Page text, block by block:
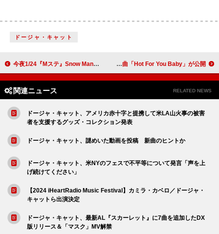
ドージャ・キャット
今夜1/24『Mステ』Snow Manが3曲SPメドレー披露ほか、Mrs. GREEN APPLE／Da-iCE＆和田アキ子／TOMOO／優里 故ティナ・ターナー、『プライヴェート・ダンサー』の未収録曲「Hot For You Baby」が公開
関連ニュース RELATED NEWS
ドージャ・キャット、アメリカ赤十字と提携して米LA山火事の被害
者を支援するグッズ・コレクション発表
ドージャ・キャット、謎めいた動画を投稿 新曲のヒントか
ドージャ・キャット、米NYのフェスで不平等について発言「声を上
げ続けてください」
【2024 iHeartRadio Music Festival】カミラ・カベロ／ドージャ・
キャットら出演決定
ドージャ・キャット、最新AL『スカーレット』に7曲を追加したDX
版リリース＆「マスク」MV解禁